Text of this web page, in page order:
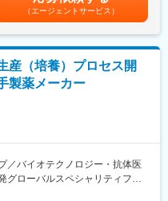
て、グローバル開発または国
開発の戦略構築から実行まで
臨床開発計画の策定において、
研究所、社内医師、社外Key
。多様な視点に触れながら、キ
験を積めます（導入評価時も
（エージェントサービス）
産（培養）プロセス開
製薬メーカー
／バイオテクノロジー・抗体医
グローバルスペシャリティファ